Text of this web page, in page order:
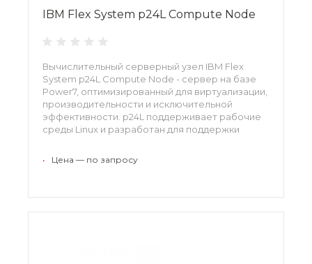
IBM Flex System p24L Compute Node
Вычислительный серверный узел IBM Flex
System p24L Compute Node - сервер на базе
Power7, оптимизированный для виртуализации,
производительности и исключительной
эффективности. p24L поддерживает рабочие
среды Linux и разработан для поддержки
• Цена — по запросу